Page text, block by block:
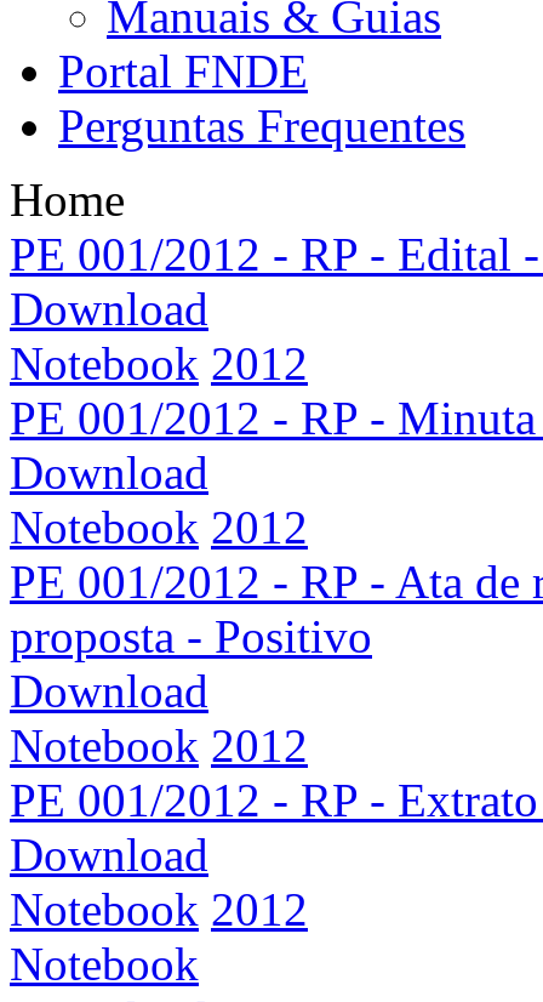
Manuais & Guias
Portal FNDE
Perguntas Frequentes
Home
PE 001/2012 - RP - Edital
Download
Notebook 2012
PE 001/2012 - RP -
Download
Notebook 2012
PE 001/2012 - RP - Ata de
proposta - Positivo
Download
Notebook 2012
PE 001/2012 - RP -
Download
Notebook 2012
Notebook